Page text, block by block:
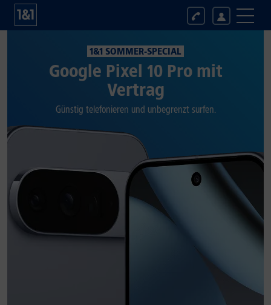
1&1 SOMMER-SPECIAL
Google Pixel 10 Pro mit
Vertrag
Günstig telefonieren und unbegrenzt surfen.